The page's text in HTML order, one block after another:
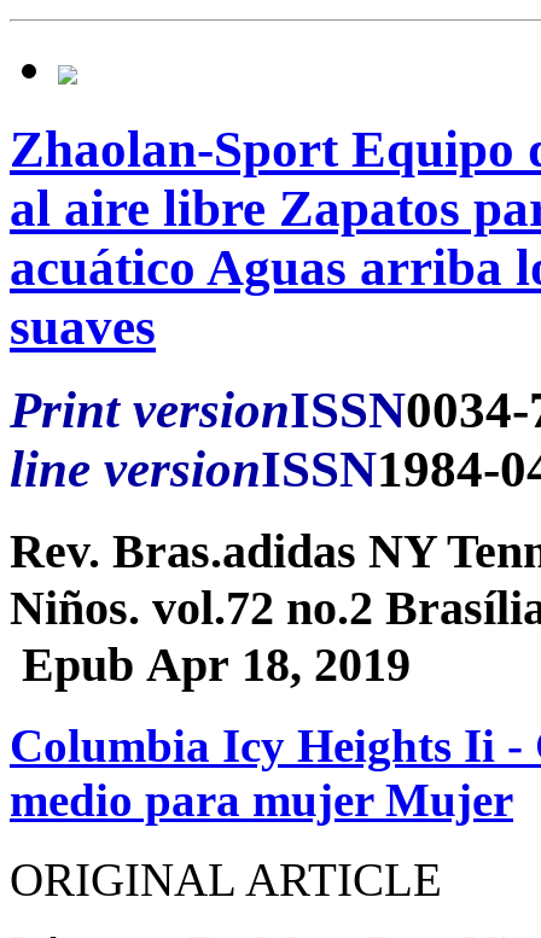
Zhaolan-Sport Equipo
al aire libre Zapatos
acuático Aguas arriba
suaves
Print versionISSN
line versionISSN1984-
Rev. Bras.adidas NY
Niños. vol.72 no.2
Epub Apr 18, 2019
Columbia Icy Heights Ii -
medio para mujer Mujer
ORIGINAL ARTICLE